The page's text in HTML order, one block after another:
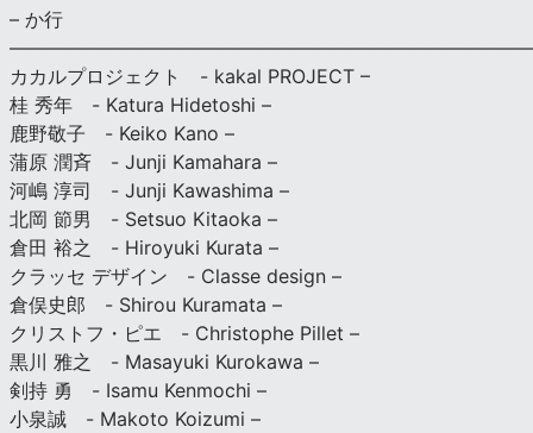
– か行
カカルプロジェクト - kakal PROJECT –
桂 秀年 - Katura Hidetoshi –
鹿野敬子 - Keiko Kano –
蒲原 潤斉 - Junji Kamahara –
河嶋 淳司 - Junji Kawashima –
北岡 節男 - Setsuo Kitaoka –
倉田 裕之 - Hiroyuki Kurata –
クラッセ デザイン - Classe design –
倉俣史郎 - Shirou Kuramata –
クリストフ・ピエ - Christophe Pillet –
黒川 雅之 - Masayuki Kurokawa –
剣持 勇 - Isamu Kenmochi –
小泉誠 - Makoto Koizumi –